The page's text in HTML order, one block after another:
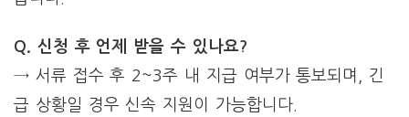
Q. 신청 후 언제 받을 수 있나요?
→ 서류 접수 후 2~3주 내 지급 여부가 통보되며, 긴
급 상황일 경우 신속 지원이 가능합니다.